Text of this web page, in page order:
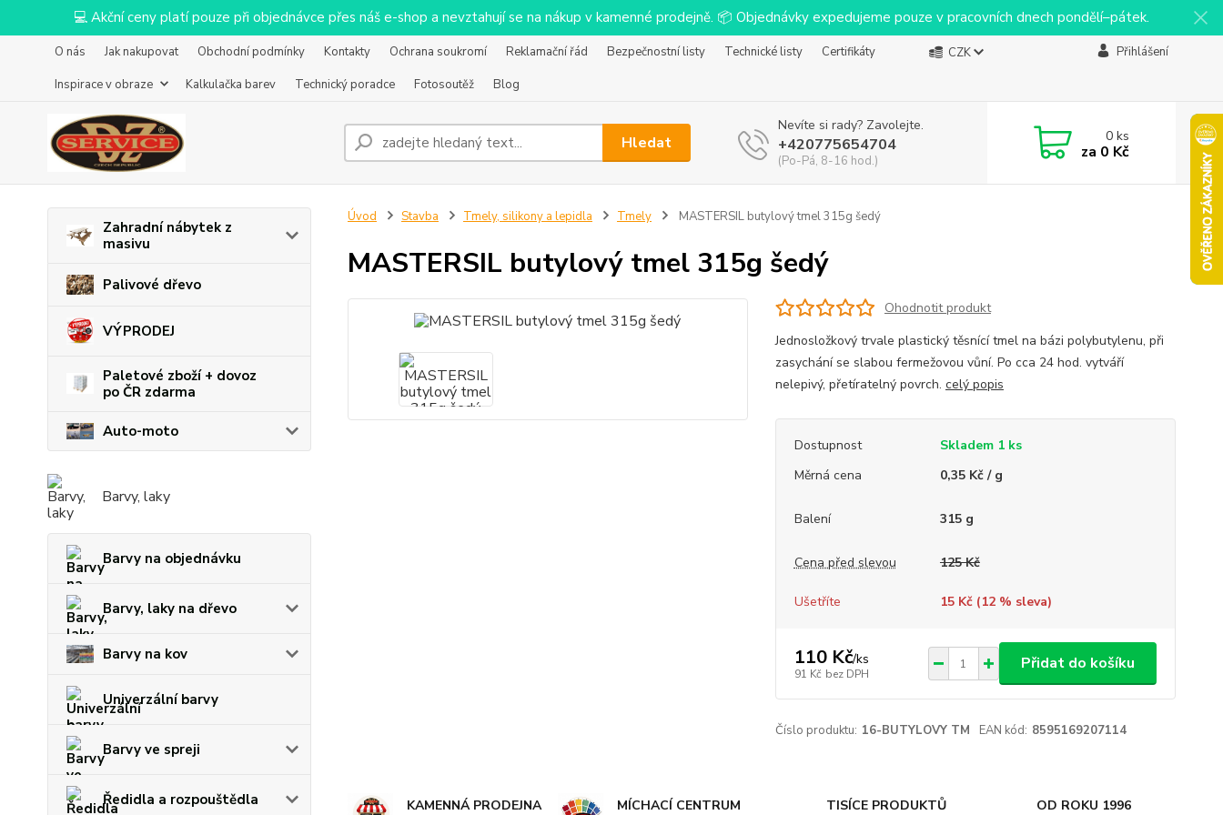
💻 Akční ceny platí pouze při objednávce přes náš e-shop a nevztahují se na nákup v kamenné prodejně. 📦 Objednávky expedujeme pouze v pracovních dnech pondělí–pátek.
O nás Jak nakupovat Obchodní podmínky Kontakty Ochrana soukromí Reklamační řád Bezpečnostní listy Technické listy
Certifikáty
Inspirace v obraze
Kalkulačka barev Technický poradce Fotosoutěž Blog
CZK Přihlášení
Hledat
Nevíte si rady? Zavolejte.
+420775654704
(Po-Pá, 8-16 hod.)
0ks
za 0 Kč
Zahradní nábytek z
masivu
Palivové dřevo
VÝPRODEJ
Paletové zboží + dovoz
po ČR zdarma
Auto-moto
Barvy, laky
Barvy na objednávku
Barvy, laky na dřevo
Barvy na kov
Univerzální barvy
Barvy ve spreji
Ředidla a rozpouštědla
Úvod Stavba Tmely, silikony a lepidla Tmely MASTERSIL butylový tmel 315g šedý
MASTERSIL butylový tmel 315g šedý
Ohodnotit produkt
Jednosložkový trvale plastický těsnící tmel na bázi polybutylenu, při
zasychání se slabou fermežovou vůní. Po cca 24 hod. vytváří
nelepivý, přetíratelný povrch. celý popis
Dostupnost
Skladem 1 ks
Měrná cena
0,35 Kč / g
Balení 315 g
Cena před slevou 125 Kč
Ušetříte 15 Kč (12% sleva)
110 Kč/ks
91 Kč bez DPH
Přidat do košíku
Číslo produktu: 16-BUTYLOVY TM EAN kód: 8595169207114
KAMENNÁ PRODEJNA
MÍCHACÍ CENTRUM
TISÍCE PRODUKTŮ
OD ROKU 1996